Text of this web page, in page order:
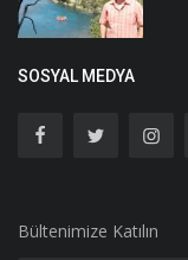
SOSYAL MEDYA
Bültenimize Katılın